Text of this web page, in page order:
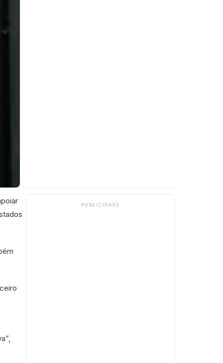
PUBLICIDADE